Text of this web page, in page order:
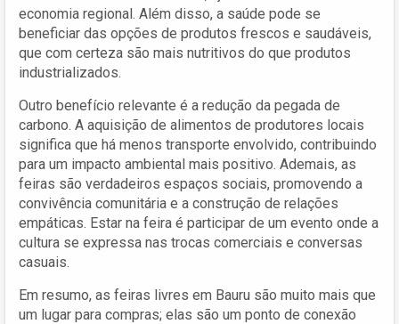
economia regional. Além disso, a saúde pode se
beneficiar das opções de produtos frescos e saudáveis,
que com certeza são mais nutritivos do que produtos
industrializados.
Outro benefício relevante é a redução da pegada de
carbono. A aquisição de alimentos de produtores locais
significa que há menos transporte envolvido, contribuindo
para um impacto ambiental mais positivo. Ademais, as
feiras são verdadeiros espaços sociais, promovendo a
convivência comunitária e a construção de relações
empáticas. Estar na feira é participar de um evento onde a
cultura se expressa nas trocas comerciais e conversas
casuais.
Em resumo, as feiras livres em Bauru são muito mais que
um lugar para compras; elas são um ponto de conexão